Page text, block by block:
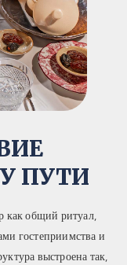
ПУТИ
как общий ритуал,
гостеприимства и
выстроена так,